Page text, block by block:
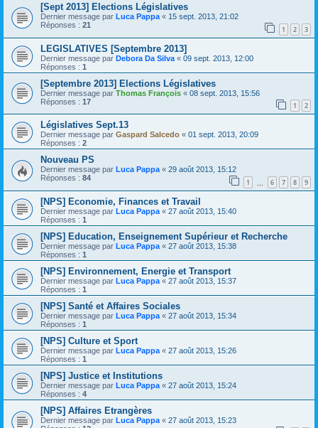
[Sept 2013] Elections Législatives
Dernier message par Luca Pappa « 15 sept. 2013, 21:02
Réponses : 21 1 2 3
LEGISLATIVES [Septembre 2013]
Dernier message par Debora Da Silva « 09 sept. 2013, 12:00
Réponses : 1
[Septembre 2013] Elections Législatives
Dernier message par Thomas François « 08 sept. 2013, 15:56
Réponses : 17 1 2
Législatives Sept.13
Dernier message par Gaspard Salcedo « 01 sept. 2013, 20:09
Réponses : 2
Nouveau PS
Dernier message par Luca Pappa« 29 août 2013, 15:12
Réponses : 84 1 6 7 8 9
[NPS] Economie, Finances et Travail
Dernier message par Luca Pappa « 27 août 2013, 15:40
Réponses : 1
[NPS] Education, Enseignement Supérieur et Recherche
Dernier message par Luca Pappa « 27 août 2013, 15:38
Réponses : 1
[NPS] Environnement, Energie et Transport
Dernier message par Luca Pappa « 27 août 2013, 15:37
Réponses : 1
[NPS] Santé et Affaires Sociales
Dernier message par Luca Pappa « 27 août 2013, 15:34
Réponses : 1
[NPS] Culture et Sport
Dernier message par Luca Pappa « 27 août 2013, 15:26
Réponses : 1
[NPS] Justice et Institutions
Dernier message par Luca Pappa « 27 août 2013, 15:24
Réponses : 4
[NPS] Affaires Etrangères
Dernier message par Luca Pappa « 27 août 2013, 15:23